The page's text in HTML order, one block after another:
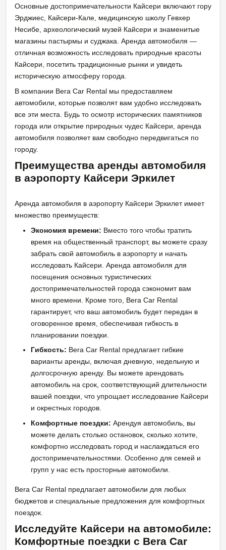
Основные достопримечательности Кайсери включают гору
Эрджиес, Кайсери-Кале, медицинскую школу Гевхер
Несибе, археологический музей Кайсери и знаменитые
магазины пастырмы и суджака. Аренда автомобиля —
отличная возможность исследовать природные красоты
Кайсери, посетить традиционные рынки и увидеть
историческую атмосферу города.
В компании Bera Car Rental мы предоставляем
автомобили, которые позволят вам удобно исследовать
все эти места. Будь то осмотр исторических памятников
города или открытие природных чудес Кайсери, аренда
автомобиля позволяет вам свободно передвигаться по
городу.
Преимущества аренды автомобиля
в аэропорту Кайсери Эркилет
Аренда автомобиля в аэропорту Кайсери Эркилет имеет
множество преимуществ:
Экономия времени: Вместо того чтобы тратить
время на общественный транспорт, вы можете сразу
забрать свой автомобиль в аэропорту и начать
исследовать Кайсери. Аренда автомобиля для
посещения основных туристических
достопримечательностей города сэкономит вам
много времени. Кроме того, Bera Car Rental
гарантирует, что ваш автомобиль будет передан в
оговоренное время, обеспечивая гибкость в
планировании поездки.
Гибкость: Bera Car Rental предлагает гибкие
варианты аренды, включая дневную, недельную и
долгосрочную аренду. Вы можете арендовать
автомобиль на срок, соответствующий длительности
вашей поездки, что упрощает исследование Кайсери
и окрестных городов.
Комфортные поездки: Арендуя автомобиль, вы
можете делать столько остановок, сколько хотите,
комфортно исследовать город и наслаждаться его
достопримечательностями. Особенно для семей и
групп у нас есть просторные автомобили.
Bera Car Rental предлагает автомобили для любых
бюджетов и специальные предложения для комфортных
поездок.
Исследуйте Кайсери на автомобиле:
Комфортные поездки с Bera Car